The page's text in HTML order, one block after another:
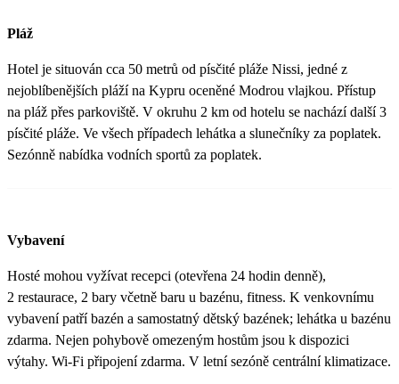
Pláž
Hotel je situován cca 50 metrů od písčité pláže Nissi, jedné z
nejoblíbenějších pláží na Kypru oceněné Modrou vlajkou. Přístup
na pláž přes parkoviště. V okruhu 2 km od hotelu se nachází další 3
písčité pláže. Ve všech případech lehátka a slunečníky za poplatek.
Sezónně nabídka vodních sportů za poplatek.
Vybavení
Hosté mohou vyžívat recepci (otevřena 24 hodin denně),
2 restaurace, 2 bary včetně baru u bazénu, fitness. K venkovnímu
vybavení patří bazén a samostatný dětský bazének; lehátka u bazénu
zdarma. Nejen pohybově omezeným hostům jsou k dispozici
výtahy. Wi-Fi připojení zdarma. V letní sezóně centrální klimatizace.